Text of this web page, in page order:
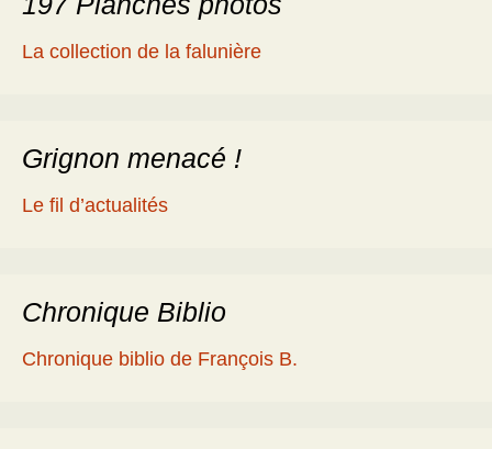
La collection de la falunière
Grignon menacé !
Le fil d’actualités
Chronique Biblio
Chronique biblio de François B.